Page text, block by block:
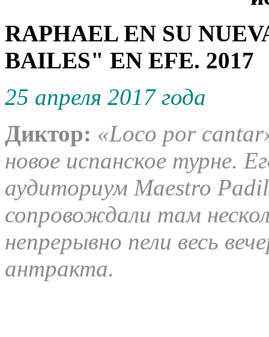
RAPHAEL EN SU
BAILES" EN EFE. 2017
25 апреля 2017 года
Диктор: «Loco por
новое испанское турне.
аудиториум Maestro
сопровождали там
непрерывно пели весь
антракта.